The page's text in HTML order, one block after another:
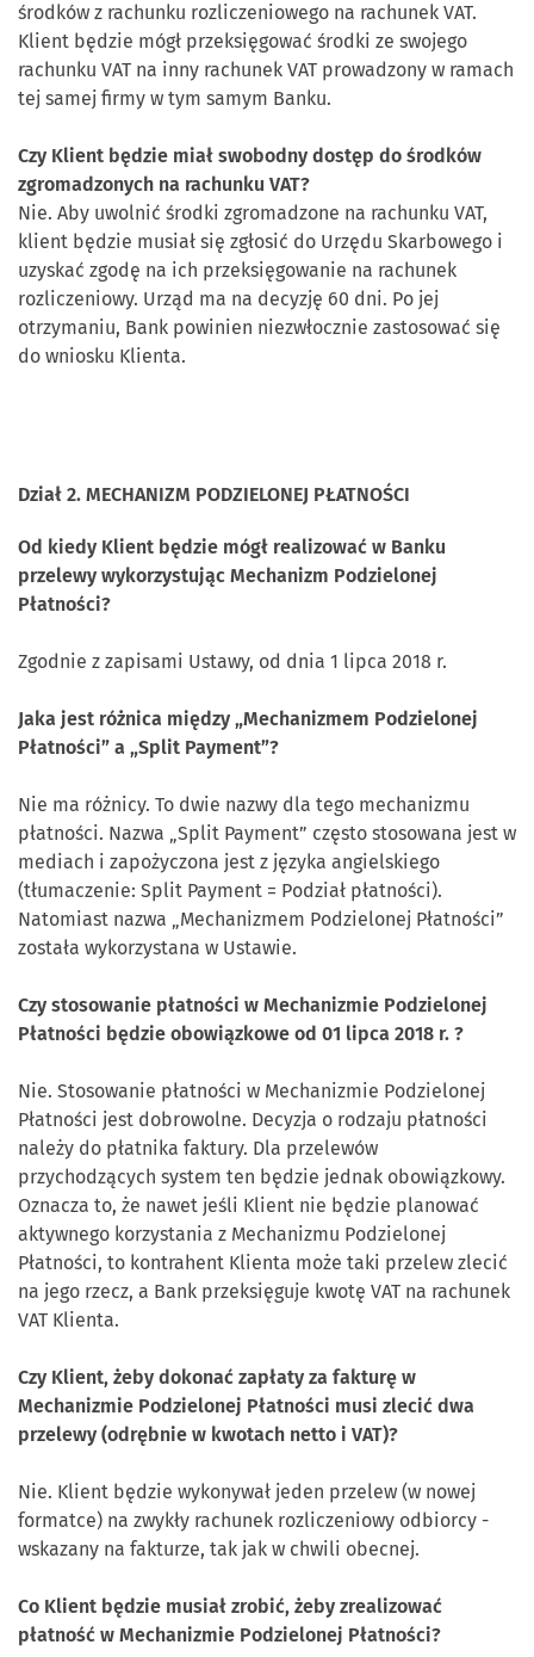
środków z rachunku rozliczeniowego na rachunek VAT.
Klient będzie mógł przeksięgować środki ze swojego
rachunku VAT na inny rachunek VAT prowadzony w ramach
tej samej firmy w tym samym Banku.
Czy Klient będzie miał swobodny dostęp do środków
zgromadzonych na rachunku VAT?
Nie. Aby uwolnić środki zgromadzone na rachunku VAT,
klient będzie musiał się zgłosić do Urzędu Skarbowego i
uzyskać zgodę na ich przeksięgowanie na rachunek
rozliczeniowy. Urząd ma na decyzję 60 dni. Po jej
otrzymaniu, Bank powinien niezwłocznie zastosować się
do wniosku Klienta.
Dział 2. MECHANIZM PODZIELONEJ PŁATNOŚCI
Od kiedy Klient będzie mógł realizować w Banku
przelewy wykorzystując Mechanizm Podzielonej
Płatności?
Zgodnie z zapisami Ustawy, od dnia 1 lipca 2018 r.
Jaka jest różnica między „Mechanizmem Podzielonej
Płatności” a „Split Payment”?
Nie ma różnicy. To dwie nazwy dla tego mechanizmu
płatności. Nazwa „Split Payment” często stosowana jest w
mediach i zapożyczona jest z języka angielskiego
(tłumaczenie: Split Payment = Podział płatności).
Natomiast nazwa „Mechanizmem Podzielonej Płatności”
została wykorzystana w Ustawie.
Czy stosowanie płatności w Mechanizmie Podzielonej
Płatności będzie obowiązkowe od 01 lipca 2018 r. ?
Nie. Stosowanie płatności w Mechanizmie Podzielonej
Płatności jest dobrowolne. Decyzja o rodzaju płatności
należy do płatnika faktury. Dla przelewów
przychodzących system ten będzie jednak obowiązkowy.
Oznacza to, że nawet jeśli Klient nie będzie planować
aktywnego korzystania z Mechanizmu Podzielonej
Płatności, to kontrahent Klienta może taki przelew zlecić
na jego rzecz, a Bank przeksięguje kwotę VAT na rachunek
VAT Klienta.
Czy Klient, żeby dokonać zapłaty za fakturę w
Mechanizmie Podzielonej Płatności musi zlecić dwa
przelewy (odrębnie w kwotach netto i VAT)?
Nie. Klient będzie wykonywał jeden przelew (w nowej
formatce) na zwykły rachunek rozliczeniowy odbiorcy -
wskazany na fakturze, tak jak w chwili obecnej.
Co Klient będzie musiał zrobić, żeby zrealizować
płatność w Mechanizmie Podzielonej Płatności?